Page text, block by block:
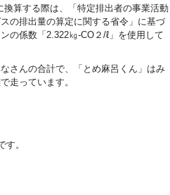
換算する際は、「特定排出者の事業活動
の排出量の算定に関する省令」に基づ
の係数「2.322㎏-CO２/ℓ」を使用して
なさんの合計で、「とめ麻呂くん」はみ
走っています。
。